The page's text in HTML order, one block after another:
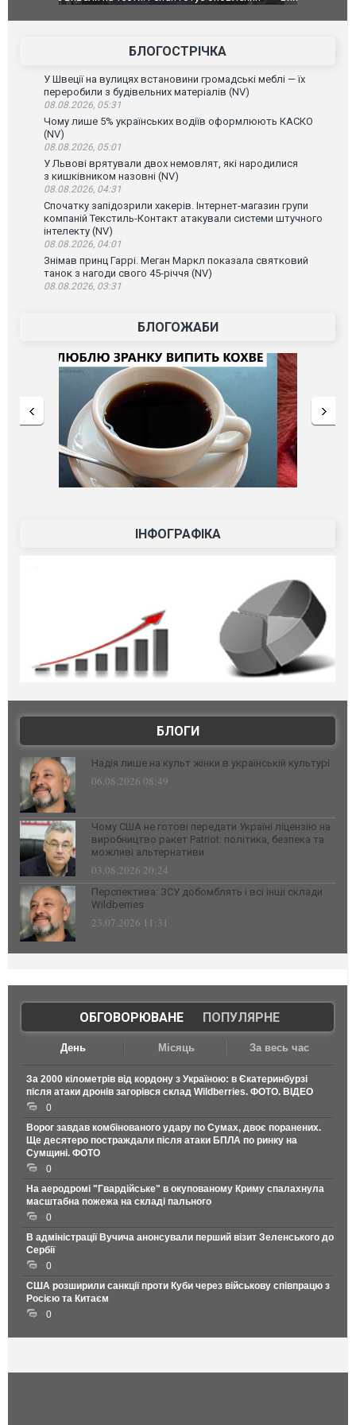
БЛОГОСТРІЧКА
У Швеції на вулицях встановини громадські меблі — їх
переробили з будівельних матеріалів (NV)
08.08.2026, 05:31
Чому лише 5% українських водіїв оформлюють КАСКО
(NV)
08.08.2026, 05:01
У Львові врятували двох немовлят, які народилися
з кишківником назовні (NV)
08.08.2026, 04:31
Спочатку запідозрили хакерів. Інтернет-магазин групи
компаній Текстиль-Контакт атакували системи штучного
інтелекту (NV)
08.08.2026, 04:01
Знімав принц Гаррі. Меган Маркл показала святковий
танок з нагоди свого 45-річчя (NV)
08.08.2026, 03:31
БЛОГОЖАБИ
ІНФОГРАФІКА
БЛОГИ
Надія лише на культ жінки в українській культурі
06.08.2026 08:49
Чому США не готові передати Україні ліцензію на
виробництво ракет Patriot: політика, безпека та
можливі альтернативи
03.08.2026 20:24
Перспектива: ЗСУ добомблять і всі інші склади
Wildberries
23.07.2026 11:31
ОБГОВОРЮВАНЕ| ПОПУЛЯРНЕ
День Місяць За весь час
За 2000 кілометрів від кордону з Україною: в Єкатеринбурзі
після атаки дронів загорівся склад Wildberries. ФОТО. ВІДЕО
0
Ворог завдав комбінованого удару по Сумах, двоє поранених.
Ще десятеро постраждали після атаки БПЛА по ринку на
Сумщині. ФОТО
0
На аеродромі "Гвардійське" в окупованому Криму спалахнула
масштабна пожежа на складі пального
0
В адміністрації Вучича анонсували перший візит Зеленського до
Сербії
0
США розширили санкції проти Куби через військову співпрацю з
Росією та Китаєм
0